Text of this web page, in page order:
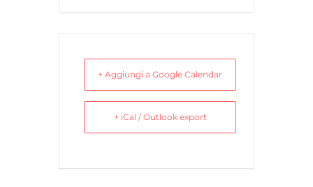
+ Aggiungi a Google Calendar
+ iCal / Outlook export